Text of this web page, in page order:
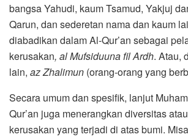
bangsa Yahudi, kaum Tsamud, Yakjuj
Qarun, dan sederetan nama dan kaum
diabadikan dalam Al-Qur’an sebagai
kerusakan, al Mufsiduuna fil Ardh. Atau,
lain, az Zhalimun (orang-orang yang
Secara umum dan spesifik, lanjut
Qur’an juga menerangkan diversitas
kerusakan yang terjadi di atas bumi.